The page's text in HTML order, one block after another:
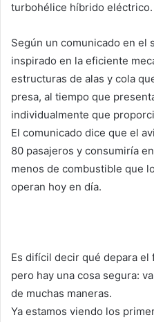
turbohélice híbrido eléctrico.
Según un comunicado en el
inspirado en la eficiente
estructuras de alas y cola
presa, al tiempo que
individualmente que
El comunicado dice que el
80 pasajeros y consumiría
menos de combustible que
operan hoy en día.
Es difícil decir qué depara el
pero hay una cosa segura:
de muchas maneras.
Ya estamos viendo los